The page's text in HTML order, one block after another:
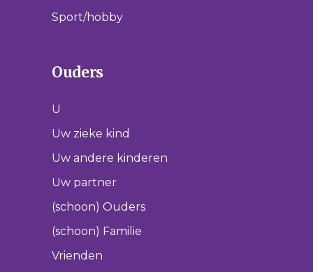
Sport/hobby
Ouders
U
Uw zieke kind
Uw andere kinderen
Uw partner
(schoon) Ouders
(schoon) Familie
Vrienden